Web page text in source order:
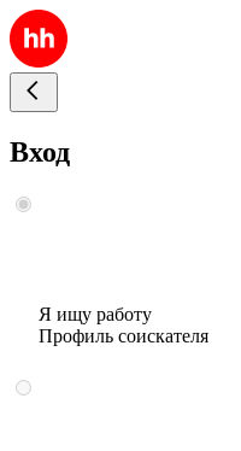
Вход
Я ищу работу
Профиль соискателя